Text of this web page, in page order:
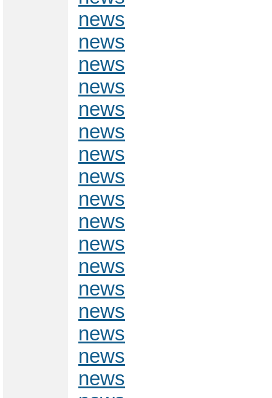
news
news
news
news
news
news
news
news
news
news
news
news
news
news
news
news
news